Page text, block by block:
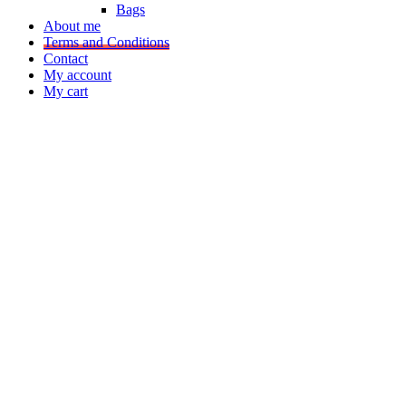
Bags
About me
Terms and Conditions
Contact
My account
My cart